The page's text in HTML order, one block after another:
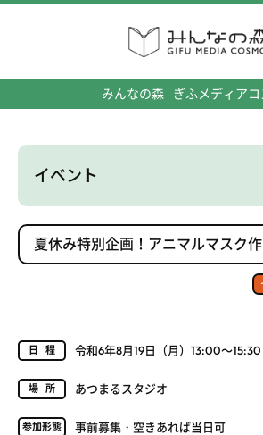
みんなの森 ぎふメディアコ
イベント
夏休み特別企画！アニマルマスク
日程 令和6年8月19日（月）13:00～15:30
場所 あつまるスタジオ
参加形態 事前募集・空きあれば当日可